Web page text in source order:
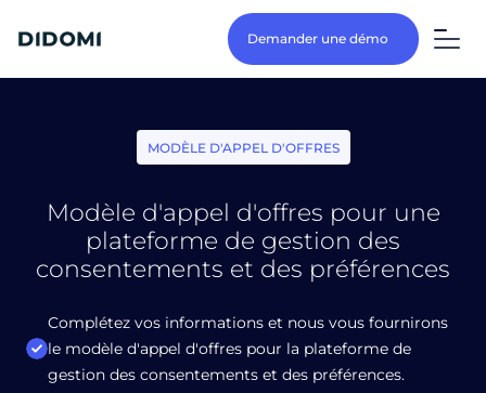
Demander une démo
MODÈLE D'APPEL D'OFFRES
Modèle d'appel d'offres pour une
plateforme de gestion des
consentements et des préférences
Complétez vos informations et nous vous fournirons
le modèle d'appel d'offres pour la plateforme de
gestion des consentements et des préférences.